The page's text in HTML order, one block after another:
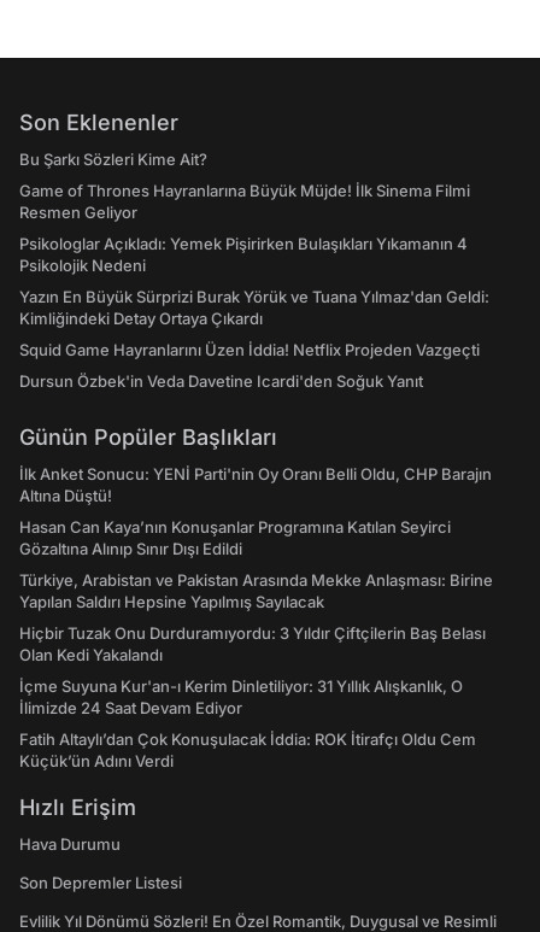
Son Eklenenler
Bu Şarkı Sözleri Kime Ait?
Game of Thrones Hayranlarına Büyük Müjde! İlk Sinema Filmi
Resmen Geliyor
Psikologlar Açıkladı: Yemek Pişirirken Bulaşıkları Yıkamanın 4
Psikolojik Nedeni
Yazın En Büyük Sürprizi Burak Yörük ve Tuana Yılmaz'dan Geldi:
Kimliğindeki Detay Ortaya Çıkardı
Squid Game Hayranlarını Üzen İddia! Netflix Projeden Vazgeçti
Dursun Özbek'in Veda Davetine Icardi'den Soğuk Yanıt
Günün Popüler Başlıkları
İlk Anket Sonucu: YENİ Parti'nin Oy Oranı Belli Oldu, CHP Barajın
Altına Düştü!
Hasan Can Kaya’nın Konuşanlar Programına Katılan Seyirci
Gözaltına Alınıp Sınır Dışı Edildi
Türkiye, Arabistan ve Pakistan Arasında Mekke Anlaşması: Birine
Yapılan Saldırı Hepsine Yapılmış Sayılacak
Hiçbir Tuzak Onu Durduramıyordu: 3 Yıldır Çiftçilerin Baş Belası
Olan Kedi Yakalandı
İçme Suyuna Kur'an-ı Kerim Dinletiliyor: 31 Yıllık Alışkanlık, O
İlimizde 24 Saat Devam Ediyor
Fatih Altaylı’dan Çok Konuşulacak İddia: ROK İtirafçı Oldu Cem
Küçük’ün Adını Verdi
Hızlı Erişim
Hava Durumu
Son Depremler Listesi
Evlilik Yıl Dönümü Sözleri! En Özel Romantik, Duygusal ve Resimli